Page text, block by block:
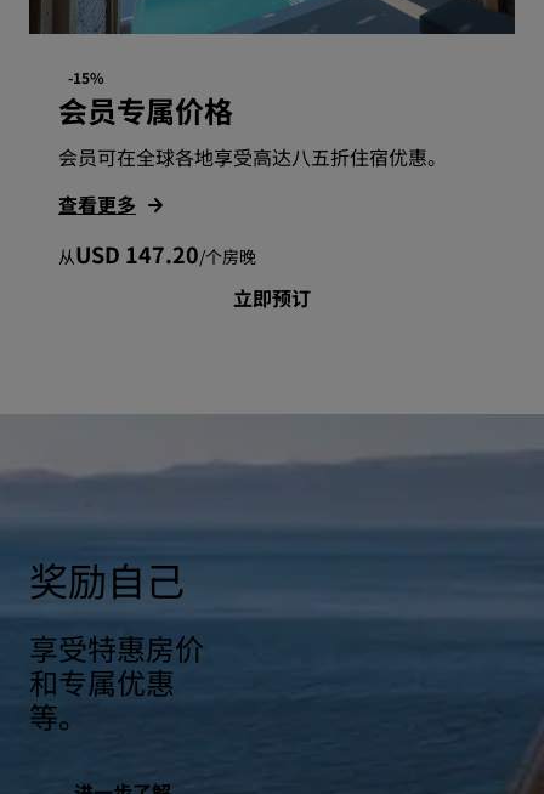
-15%
会员专属价格
会员可在全球各地享受高达八五折住宿优惠。
查看更多
从USD 147.20/个房晚
立即预订
奖励自己
享受特惠房价
和专属优惠
等。